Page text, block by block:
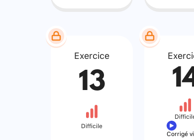
Exercice
13
Difficile
Corrigé